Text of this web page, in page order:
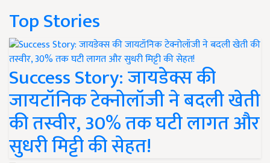
Top Stories
Success Story: जायडेक्स की
जायटॉनिक टेक्नोलॉजी ने बदली खेती
की तस्वीर, 30% तक घटी लागत और
सुधरी मिट्टी की सेहत!